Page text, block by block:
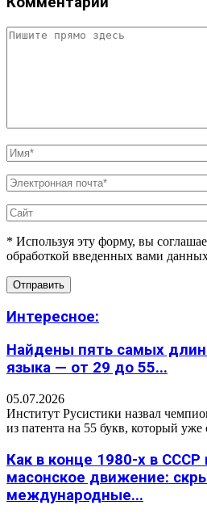
* Используя эту форму, вы
обработкой введенных вами
Интересное:
Найдены пять самых
языка — от 29 до 55...
05.07.2026
Институт Русистики назвал
из патента на 55 букв, который уже
Как в конце 1980-х в СССР
масонское движение:
международные...